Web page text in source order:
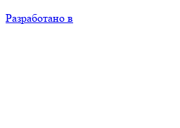
Разработано в